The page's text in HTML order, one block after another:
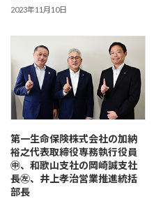
2023年11月10日
第一生命保険株式会社の加納
裕之代表取締役専務執行役員
㊥、和歌山支社の岡崎誠支社
長㊧、井上孝治営業推進統括
部長